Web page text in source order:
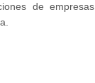
de empresas